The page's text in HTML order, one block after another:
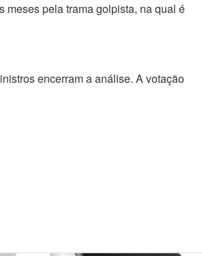
meses pela trama golpista, na qual é
encerram a análise. A votação